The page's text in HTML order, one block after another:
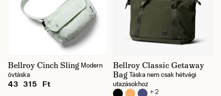
Bellroy Cinch Sling Modern
övtáska
43 315 Ft
Bellroy Classic Getaway
Bag Táska nem csak hétvégi
utazásokhoz
+ 2